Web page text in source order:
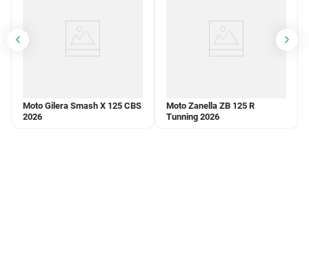
Moto Gilera Smash X 125 CBS
2026
Moto Zanella ZB 125 R
Tunning 2026